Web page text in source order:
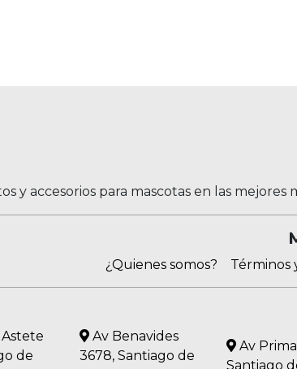
y accesorios para mascotas en las
¿Quienes somos? Términos
Astete
de
Av Benavides
3678, Santiago de
Av
Santiago